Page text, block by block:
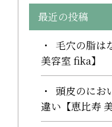
最近の投稿
毛穴の脂は
美容室 fika】
頭皮のにお
違い【恵比寿